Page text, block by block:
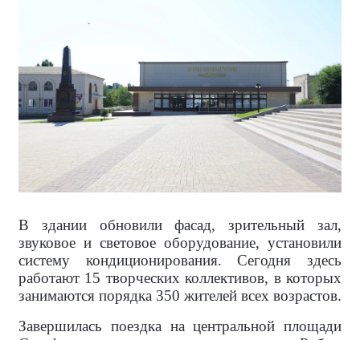
В здании обновили фасад, зрительный зал,
звуковое и световое оборудование, установили
систему кондиционирования. Сегодня здесь
работают 15 творческих коллективов, в которых
занимаются порядка 350 жителей всех возрастов.
Завершилась поездка на центральной площади